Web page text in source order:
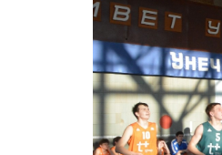
Телефон
Сообщение
Телефон
Сообщение
Телефон
Сообщение